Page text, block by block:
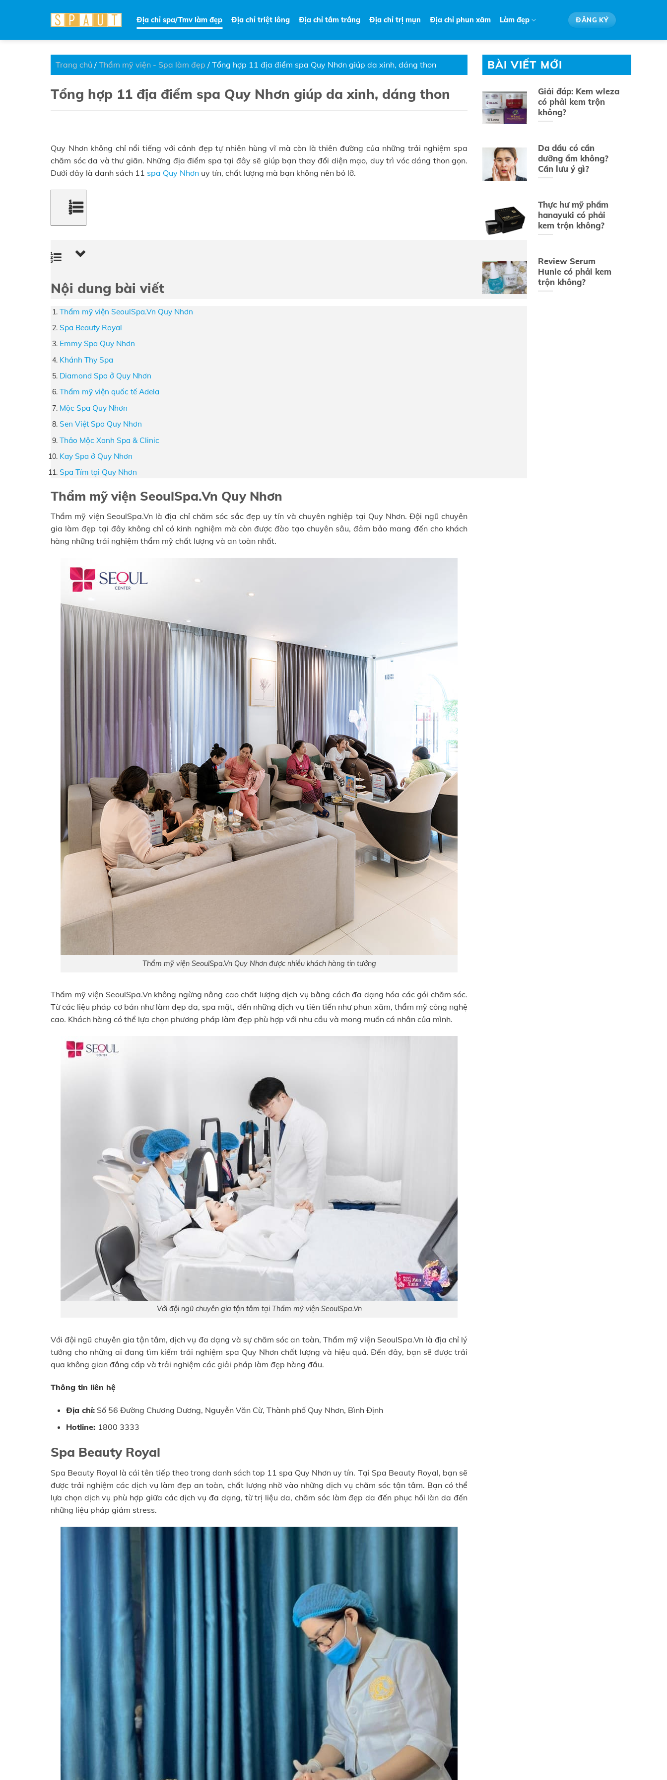
Địa chỉ spa/Tmv làm đẹp Địa chỉ triệt lông Địa chỉ tắm trắng Địa chỉ trị mụn Địa chỉ phun xăm Làm đẹp ĐĂNG KÝ
Trang chủ / Thẩm mỹ viện - Spa làm đẹp / Tổng hợp 11 địa điểm spa Quy Nhơn giúp da xinh, dáng thon
Tổng hợp 11 địa điểm spa Quy Nhơn giúp da xinh, dáng thon
Quy Nhơn không chỉ nổi tiếng với cảnh đẹp tự nhiên hùng vĩ mà còn là thiên đường của những trải nghiệm spa
chăm sóc da và thư giãn. Những địa điểm spa tại đây sẽ giúp bạn thay đổi diện mạo, duy trì vóc dáng thon gọn.
Dưới đây là danh sách 11 spa Quy Nhơn uy tín, chất lượng mà bạn không nên bỏ lỡ.
Nội dung bài viết
Thẩm mỹ viện SeoulSpa.Vn Quy Nhơn
Spa Beauty Royal
Emmy Spa Quy Nhơn
Khánh Thy Spa
Diamond Spa ở Quy Nhơn
Thẩm mỹ viện quốc tế Adela
Mộc Spa Quy Nhơn
Sen Việt Spa Quy Nhơn
Thảo Mộc Xanh Spa & Clinic
Kay Spa ở Quy Nhơn
Spa Tím tại Quy Nhơn
Thẩm mỹ viện SeoulSpa.Vn Quy Nhơn
Thẩm mỹ viện SeoulSpa.Vn là địa chỉ chăm sóc sắc đẹp uy tín và chuyên nghiệp tại Quy Nhơn. Đội ngũ chuyên
gia làm đẹp tại đây không chỉ có kinh nghiệm mà còn được đào tạo chuyên sâu, đảm bảo mang đến cho khách
hàng những trải nghiệm thẩm mỹ chất lượng và an toàn nhất.
Thẩm mỹ viện SeoulSpa.Vn Quy Nhơn được nhiều khách hàng tin tưởng
Thẩm mỹ viện SeoulSpa.Vn không ngừng nâng cao chất lượng dịch vụ bằng cách đa dạng hóa các gói chăm sóc.
Từ các liệu pháp cơ bản như làm đẹp da, spa mặt, đến những dịch vụ tiên tiến như phun xăm, thẩm mỹ công nghệ
cao. Khách hàng có thể lựa chọn phương pháp làm đẹp phù hợp với nhu cầu và mong muốn cá nhân của mình.
Với đội ngũ chuyên gia tận tâm tại Thẩm mỹ viện SeoulSpa.Vn
Với đội ngũ chuyên gia tận tâm, dịch vụ đa dạng và sự chăm sóc an toàn, Thẩm mỹ viện SeoulSpa.Vn là địa chỉ lý
tưởng cho những ai đang tìm kiếm trải nghiệm spa Quy Nhơn chất lượng và hiệu quả. Đến đây, bạn sẽ được trải
qua không gian đẳng cấp và trải nghiệm các giải pháp làm đẹp hàng đầu.
Thông tin liên hệ
Địa chỉ:Số 56 Đường Chương Dương, Nguyễn Văn Cừ, Thành phố Quy Nhơn, Bình Định
Hotline: 1800 3333
Spa Beauty Royal
Spa Beauty Royal là cái tên tiếp theo trong danh sách top 11 spa Quy Nhơn uy tín. Tại Spa Beauty Royal, bạn sẽ
được trải nghiệm các dịch vụ làm đẹp an toàn, chất lượng nhờ vào những dịch vụ chăm sóc tận tâm. Bạn có thể
lựa chọn dịch vụ phù hợp giữa các dịch vụ đa dạng, từ trị liệu da, chăm sóc làm đẹp da đến phục hồi làn da đến
những liệu pháp giảm stress.
BÀI VIẾT MỚI
Giải đáp: Kem wleza
có phải kem trộn
không?
Da dầu có cần
dưỡng ẩm không?
Cần lưu ý gì?
Thực hư mỹ phẩm
hanayuki có phải
kem trộn không?
Review Serum
Hunie có phải kem
trộn không?